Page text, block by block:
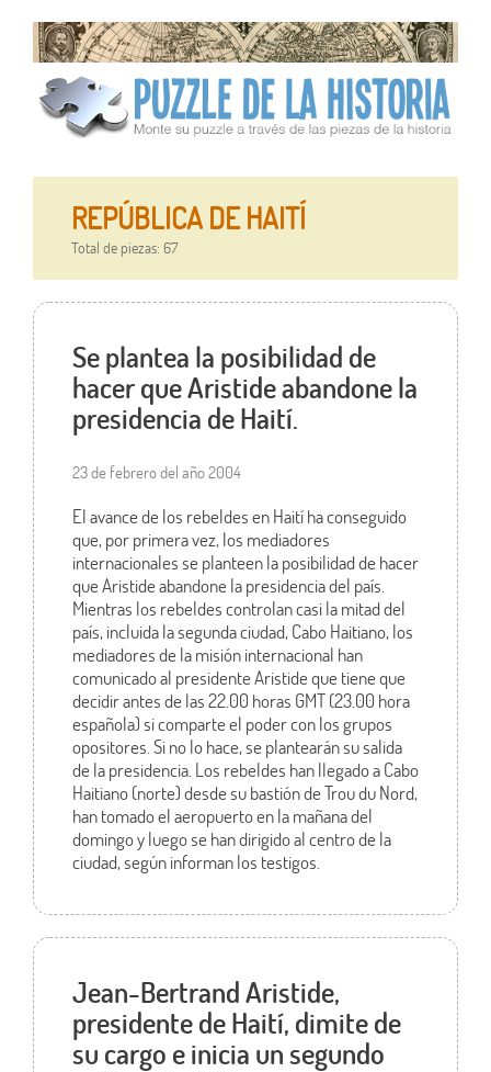
REPÚBLICA DE HAITÍ
Total de piezas: 67
Se plantea la posibilidad de
hacer que Aristide abandone la
presidencia de Haití.
23 de febrero del año 2004
El avance de los rebeldes en Haití ha conseguido
que, por primera vez, los mediadores
internacionales se planteen la posibilidad de hacer
que Aristide abandone la presidencia del país.
Mientras los rebeldes controlan casi la mitad del
país, incluida la segunda ciudad, Cabo Haitiano, los
mediadores de la misión internacional han
comunicado al presidente Aristide que tiene que
decidir antes de las 22.00 horas GMT (23.00 hora
española) si comparte el poder con los grupos
opositores. Si no lo hace, se plantearán su salida
de la presidencia. Los rebeldes han llegado a Cabo
Haitiano (norte) desde su bastión de Trou du Nord,
han tomado el aeropuerto en la mañana del
domingo y luego se han dirigido al centro de la
ciudad, según informan los testigos.
Jean-Bertrand Aristide,
presidente de Haití, dimite de
su cargo e inicia un segundo